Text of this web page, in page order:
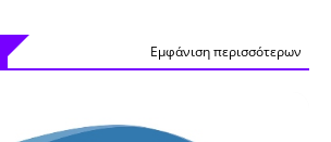
Εμφάνιση περισσότερων